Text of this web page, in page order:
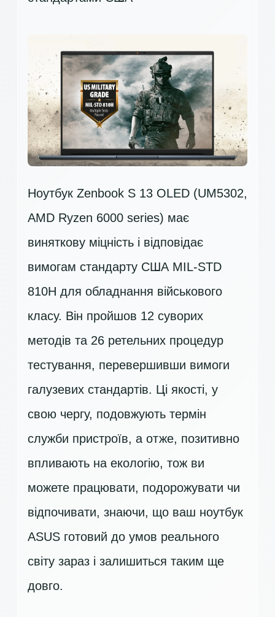
Ноутбук Zenbook S 13 OLED (UM5302,
AMD Ryzen 6000 series) має
виняткову міцність і відповідає
вимогам стандарту США MIL-STD
810H для обладнання військового
класу. Він пройшов 12 суворих
методів та 26 ретельних процедур
тестування, перевершивши вимоги
галузевих стандартів. Ці якості, у
свою чергу, подовжують термін
служби пристроїв, а отже, позитивно
впливають на екологію, тож ви
можете працювати, подорожувати чи
відпочивати, знаючи, що ваш ноутбук
ASUS готовий до умов реального
світу зараз і залишиться таким ще
довго.